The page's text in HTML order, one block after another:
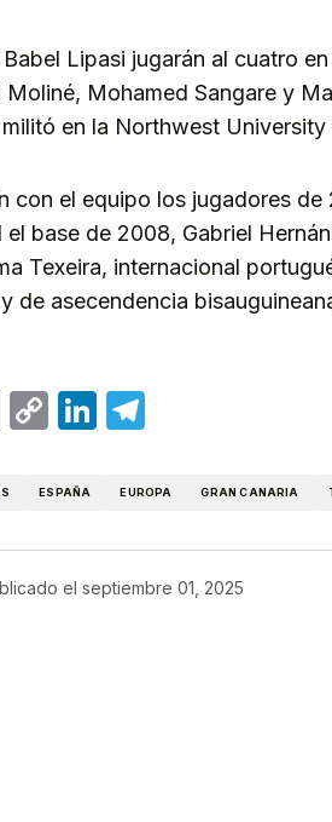
Lipasi jugarán al cuatro
Mohamed Sangare y
en la Northwest University
con el equipo los jugadores
el base de 2008, Gabriel
Texeira, internacional
de asecendencia
X
CopyLinkedIn
ESPAÑA EUROPA GRAN CANARIA
el septiembre 01, 2025